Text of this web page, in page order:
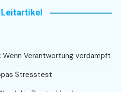
Wenn Verantwortung verdampft
Stresstest